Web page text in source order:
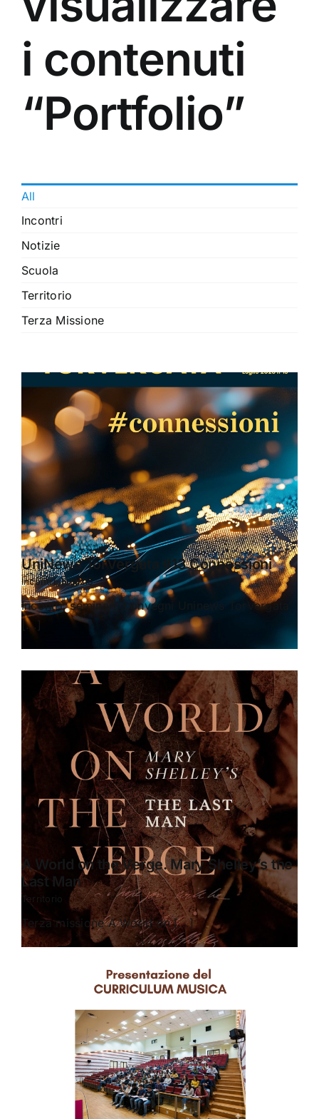
i contenuti
“Portfolio”
All
Incontri
Notizie
Scuola
Territorio
Terza Missione
UniNews TorVergata #13 Connessioni
Incontri,Notizie
Incontri, seminari, convegni Uninews TorVergata
[...]
A World on the Verge. Mary Shelley’s the
Last Man
Territorio
Terza missione A World on [...]